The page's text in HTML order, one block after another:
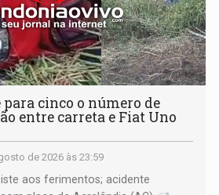
para cinco o número de
entre carreta e Fiat Uno
de 2026 às 23:59
aos ferimentos; acidente